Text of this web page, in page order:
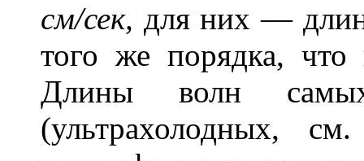
см/сек, для них —
того же порядка,
Длины волн
(ультрахолодных,